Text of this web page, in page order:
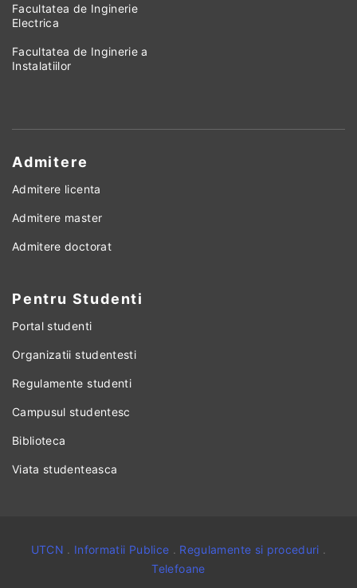
Facultatea de Inginerie
Electrica
Facultatea de Inginerie a
Instalatiilor
Admitere
Admitere licenta
Admitere master
Admitere doctorat
Pentru Studenti
Portal studenti
Organizatii studentesti
Regulamente studenti
Campusul studentesc
Biblioteca
Viata studenteasca
UTCN . Informatii Publice . Regulamente si proceduri .
Telefoane